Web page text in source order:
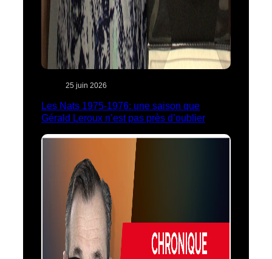
25 juin 2026
Les Nats 1975-1976: une saison que
Gérald Leroux n’est pas près d’oublier